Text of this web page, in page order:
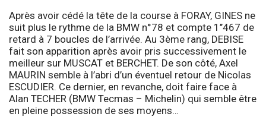
Après avoir cédé la tête de la course à FORAY, GINES ne
suit plus le rythme de la BMW n°78 et compte 1’’467 de
retard à 7 boucles de l’arrivée. Au 3ème rang, DEBISE
fait son apparition après avoir pris successivement le
meilleur sur MUSCAT et BERCHET. De son côté, Axel
MAURIN semble à l’abri d’un éventuel retour de Nicolas
ESCUDIER. Ce dernier, en revanche, doit faire face à
Alan TECHER (BMW Tecmas – Michelin) qui semble être
en pleine possession de ses moyens…